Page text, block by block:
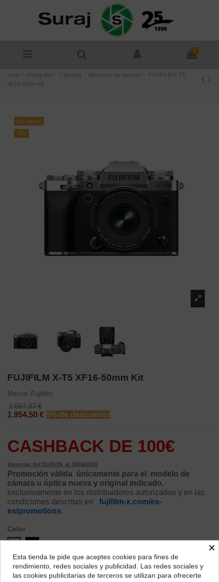
0
Inicio Fotografía Cámaras Mirrorless de sistema
FUJIFILM X-T5
XF16-50mm Kit
¡En oferta!
-5%
FUJIFILM X-T5 XF16-50mm Kit
Marca: Fujifilm
2.057,37 €
1.954,50 € 5% de descuento
CASHBACK DE 100€
Vigencia: del 01/05/26 al 30/06/2026
Promoción válida únicamente para el modelo de
cámara u óptica nueva y original indicado,
exclusivamente en los distribuidores autorizados y en las
condiciones descritas en
fujifilm-x.com/es-
es/promotions.
Color
¿Dónde deseas recibir tu pedido?
Selecciona tu ubicación para mostrarte los precios e
×
Esta tienda te pide que aceptes cookies para fines de
rendimiento, redes sociales y publicidad. Las redes sociales y
las cookies publicitarias de terceros se utilizan para ofrecerte